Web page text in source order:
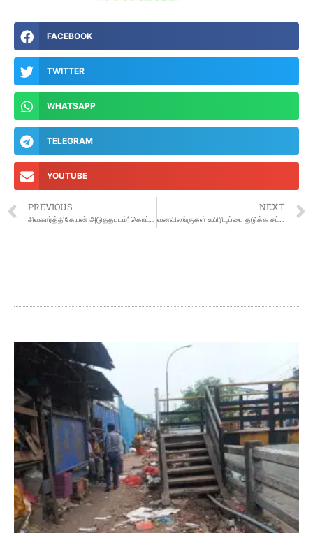
FACEBOOK
TWITTER
WHATSAPP
TELEGRAM
YOUTUBE
PREVIOUS
சிவகார்த்திகேயன் அடுததபடம்‘ கொட்டுக்காளி’..காமமெடி நடிகரே இதன் ஹீரோ
NEXT
வனவிலங்குகள் உயிரிழப்பை தடுக்க சட்டவிரோத மின்வேலிகள் அமைக்கப்படுவதை தடுக்க வேண்டும்: ஐகோர்ட் கிளை உத்தரவு